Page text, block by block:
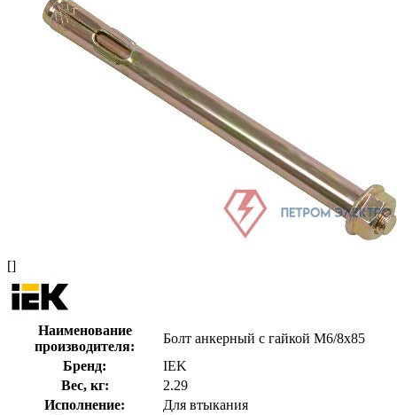
[]
Наименование
производителя:
Болт анкерный с гайкой М6/8х85
Бренд:
IEK
Вес, кг:
2.29
Исполнение:
Для втыкания